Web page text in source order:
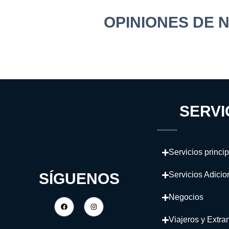
OPINIONES DE
SÍGUENOS
Servicios
Servicios
Negocios
Viajeros y